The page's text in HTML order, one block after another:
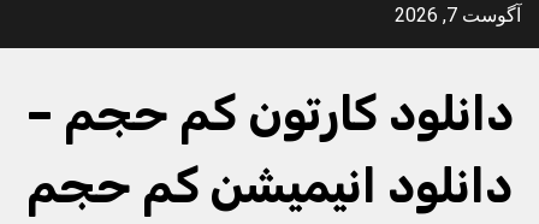
Skipآگوست 7, 2026
دانلود کارتون کم حجم –
دانلود انیمیشن کم حجم